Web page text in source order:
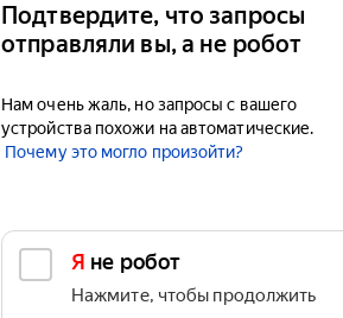
Подтвердите, что запросы
отправляли вы, а не робот
Нам очень жаль, но запросы с вашего
устройства похожи на автоматические.
Почему это могло произойти?
Я не робот
Нажмите, чтобы продолжить